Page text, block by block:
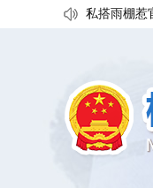
私搭雨棚惹